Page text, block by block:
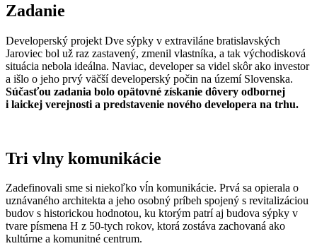
Zadanie
Developerský projekt Dve sýpky v extraviláne bratislavských
Jaroviec bol už raz zastavený, zmenil vlastníka, a tak východisková
situácia nebola ideálna. Naviac, developer sa videl skôr ako investor
a išlo o jeho prvý väčší developerský počin na území Slovenska.
Súčasťou zadania bolo opätovné získanie dôvery odbornej
i laickej verejnosti a predstavenie nového developera na trhu.
Tri vlny komunikácie
Zadefinovali sme si niekoľko vĺn komunikácie. Prvá sa opierala o
uznávaného architekta a jeho osobný príbeh spojený s revitalizáciou
budov s historickou hodnotou, ku ktorým patrí aj budova sýpky v
tvare písmena H z 50-tych rokov, ktorá zostáva zachovaná ako
kultúrne a komunitné centrum.